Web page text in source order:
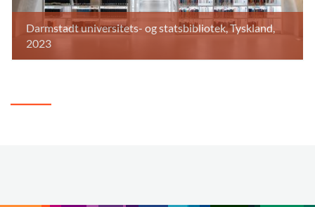
Darmstadt universitets- og statsbibliotek, Tyskland,
2023